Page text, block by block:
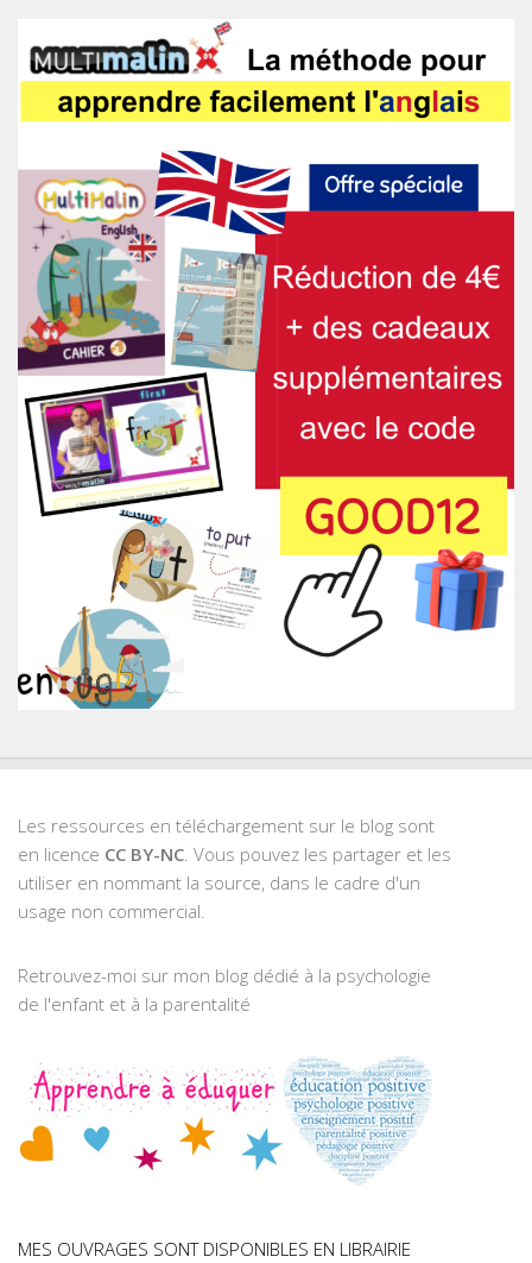
Les ressources en téléchargement sur le blog sont
en licence CC BY-NC . Vous pouvez les partager et les
utiliser en nommant la source, dans le cadre d'un
usage non commercial.
Retrouvez-moi sur mon blog dédié à la psychologie
de l'enfant et à la parentalité
MES OUVRAGES SONT DISPONIBLES EN LIBRAIRIE